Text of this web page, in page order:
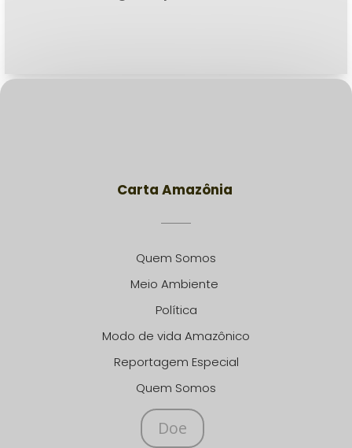
Carta Amazônia
Quem Somos
Meio Ambiente
Política
Modo de vida Amazônico
Reportagem Especial
Quem Somos
Doe